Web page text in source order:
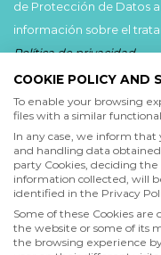
de Protección de Datos
información sobre el
Política de privacidad.
He leído y acepto las
Política de privacidad
Acepto
Deseo recibir
COOKIE POLICY AND
To enable your browsing
files with a similar
In any case, we inform that
and handling data
party Cookies, deciding
information collected, will
identified in the Privacy
Some of these Cookies
the website or some of its
the browsing experience